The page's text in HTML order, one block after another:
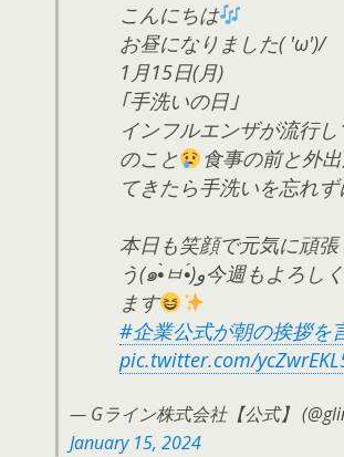
こんにちは
お昼になりました( 'ω')/
1月15日(月)
｢手洗いの日｣
インフルエンザが流行し
のこと
食事の前と外
てきたら手洗いを忘れず
本日も笑顔で元気に頑張
う(๑•̀ㅂ•́)و今週もよろしくお願いし
ます
#企業公式が朝の挨拶を
pic.twitter.com/
— Gライン株式会社【公式】
January 15, 2024